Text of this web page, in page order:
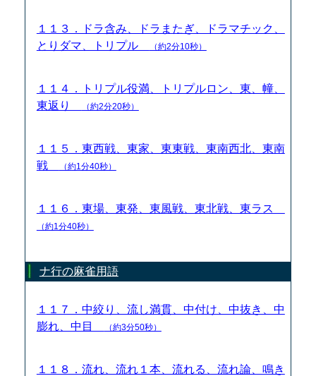
１１３．ドラ含み、ドラまたぎ、ドラマチック、
とりダマ、トリプル
（約2分10秒）
１１４．トリプル役満、トリプルロン、東、幢、
東返り
（約2分20秒）
１１５．東西戦、東家、東東戦、東南西北、東南
戦
（約1分40秒）
１１６．東場、東発、東風戦、東北戦、東ラス
（約1分40秒）
ナ行の麻雀用語
１１７．中絞り、流し満貫、中付け、中抜き、中
膨れ、中目
（約3分50秒）
１１８．流れ、流れ１本、流れる、流れ論、鳴き